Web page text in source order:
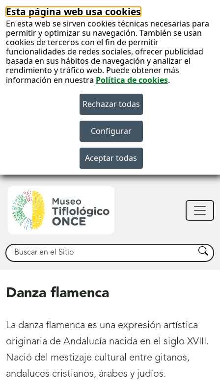
Esta página web usa cookies
En esta web se sirven cookies técnicas necesarias para
permitir y optimizar su navegación. También se usan
cookies de terceros con el fin de permitir
funcionalidades de redes sociales, ofrecer publicidad
basada en sus hábitos de navegación y analizar el
rendimiento y tráfico web. Puede obtener más
información en nuestra Política de cookies.
Buscar Buscar
Danza flamenca
La danza flamenca es una expresión artística
originaria de Andalucía nacida en el siglo XVIII.
Nació del mestizaje cultural entre gitanos,
andaluces cristianos, árabes y judíos.